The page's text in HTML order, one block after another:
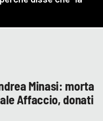
Minasi: morta
Affaccio, donati